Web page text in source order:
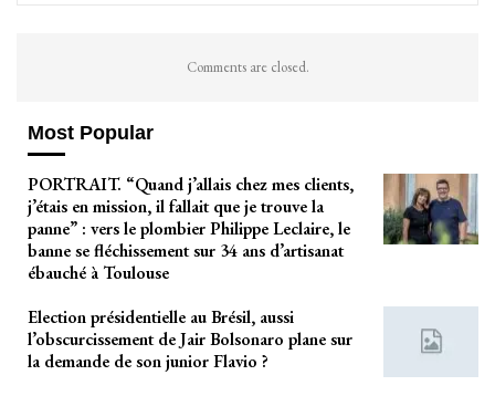
Comments are closed.
Most Popular
PORTRAIT. “Quand j’allais chez mes clients,
j’étais en mission, il fallait que je trouve la
panne” : vers le plombier Philippe Leclaire, le
banne se fléchissement sur 34 ans d’artisanat
ébauché à Toulouse
Election présidentielle au Brésil, aussi
l’obscurcissement de Jair Bolsonaro plane sur
la demande de son junior Flavio ?